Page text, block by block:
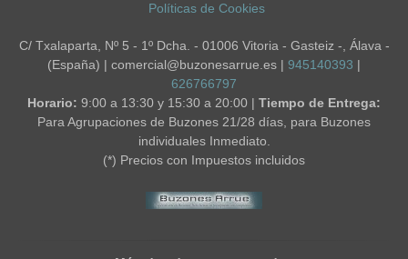
Políticas de Cookies
C/ Txalaparta, Nº 5 - 1º Dcha. - 01006 Vitoria - Gasteiz -, Álava -
(España) | comercial@buzonesarrue.es | 945140393 |
626766797
Horario: 9:00 a 13:30 y 15:30 a 20:00 | Tiempo de Entrega:
Para Agrupaciones de Buzones 21/28 días, para Buzones
individuales Inmediato.
(*) Precios con Impuestos incluidos